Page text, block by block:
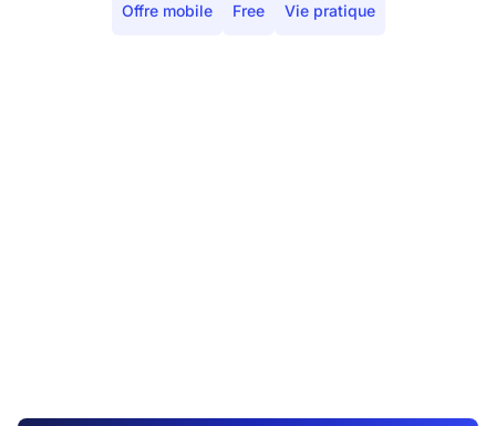
Offre mobile Free Vie pratique